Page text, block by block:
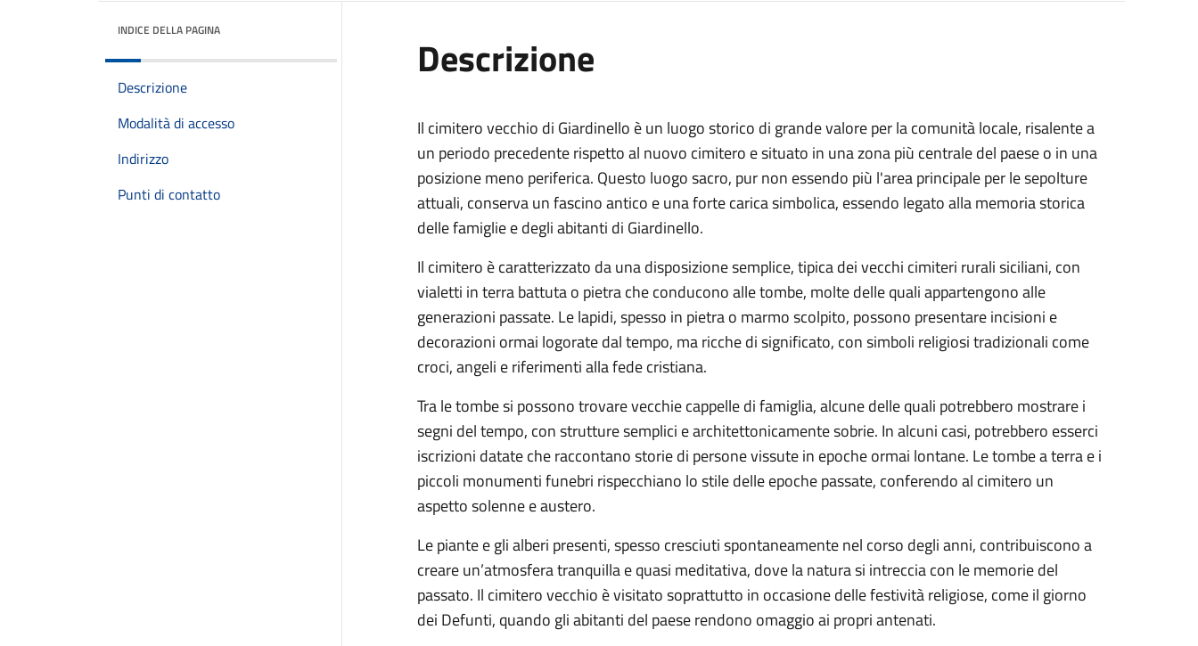
INDICE DELLA PAGINA
Descrizione
Modalità di accesso
Indirizzo
Punti di contatto
Descrizione
Il cimitero vecchio di Giardinello è un luogo storico di grande valore per la comunità locale, risalente a
un periodo precedente rispetto al nuovo cimitero e situato in una zona più centrale del paese o in una
posizione meno periferica. Questo luogo sacro, pur non essendo più l'area principale per le sepolture
attuali, conserva un fascino antico e una forte carica simbolica, essendo legato alla memoria storica
delle famiglie e degli abitanti di Giardinello.
Il cimitero è caratterizzato da una disposizione semplice, tipica dei vecchi cimiteri rurali siciliani, con
vialetti in terra battuta o pietra che conducono alle tombe, molte delle quali appartengono alle
generazioni passate. Le lapidi, spesso in pietra o marmo scolpito, possono presentare incisioni e
decorazioni ormai logorate dal tempo, ma ricche di significato, con simboli religiosi tradizionali come
croci, angeli e riferimenti alla fede cristiana.
Tra le tombe si possono trovare vecchie cappelle di famiglia, alcune delle quali potrebbero mostrare i
segni del tempo, con strutture semplici e architettonicamente sobrie. In alcuni casi, potrebbero esserci
iscrizioni datate che raccontano storie di persone vissute in epoche ormai lontane. Le tombe a terra e i
piccoli monumenti funebri rispecchiano lo stile delle epoche passate, conferendo al cimitero un
aspetto solenne e austero.
Le piante e gli alberi presenti, spesso cresciuti spontaneamente nel corso degli anni, contribuiscono a
creare un’atmosfera tranquilla e quasi meditativa, dove la natura si intreccia con le memorie del
passato. Il cimitero vecchio è visitato soprattutto in occasione delle festività religiose, come il giorno
dei Defunti, quando gli abitanti del paese rendono omaggio ai propri antenati.